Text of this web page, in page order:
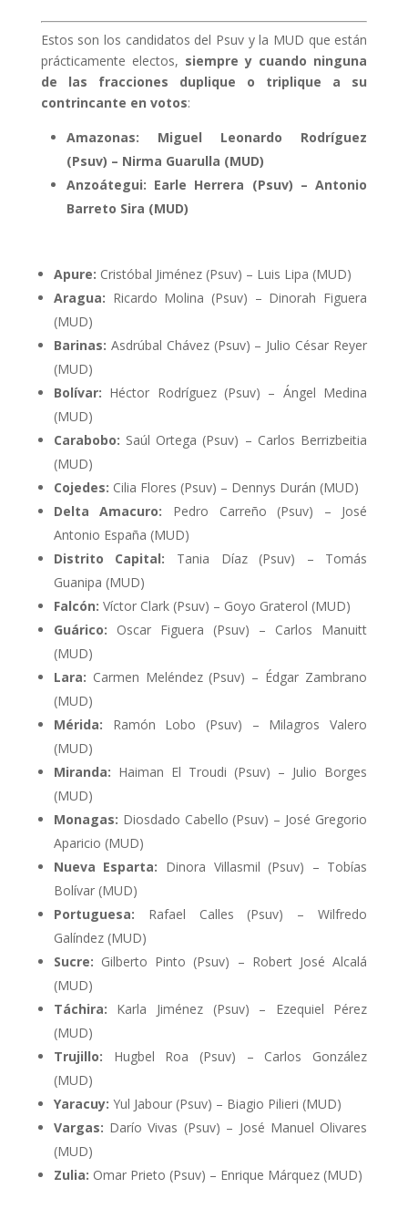
Estos son los candidatos del Psuv y la MUD que están
prácticamente electos, siempre y cuando ninguna
de las fracciones duplique o triplique a su
contrincante en votos:
Amazonas: Miguel Leonardo Rodríguez
(Psuv) – Nirma Guarulla (MUD)
Anzoátegui: Earle Herrera (Psuv) – Antonio
Barreto Sira (MUD)
Apure: Cristóbal Jiménez (Psuv) – Luis Lipa (MUD)
Aragua: Ricardo Molina (Psuv) – Dinorah Figuera
(MUD)
Barinas: Asdrúbal Chávez (Psuv) – Julio César Reyer
(MUD)
Bolívar: Héctor Rodríguez (Psuv) – Ángel Medina
(MUD)
Carabobo: Saúl Ortega (Psuv) – Carlos Berrizbeitia
(MUD)
Cojedes: Cilia Flores (Psuv) – Dennys Durán (MUD)
Delta Amacuro: Pedro Carreño (Psuv) – José
Antonio España (MUD)
Distrito Capital: Tania Díaz (Psuv) – Tomás
Guanipa (MUD)
Falcón: Víctor Clark (Psuv) – Goyo Graterol (MUD)
Guárico: Oscar Figuera (Psuv) – Carlos Manuitt
(MUD)
Lara: Carmen Meléndez (Psuv) – Édgar Zambrano
(MUD)
Mérida: Ramón Lobo (Psuv) – Milagros Valero
(MUD)
Miranda: Haiman El Troudi (Psuv) – Julio Borges
(MUD)
Monagas: Diosdado Cabello (Psuv) – José Gregorio
Aparicio (MUD)
Nueva Esparta: Dinora Villasmil (Psuv) – Tobías
Bolívar (MUD)
Portuguesa: Rafael Calles (Psuv) – Wilfredo
Galíndez (MUD)
Sucre: Gilberto Pinto (Psuv) – Robert José Alcalá
(MUD)
Táchira: Karla Jiménez (Psuv) – Ezequiel Pérez
(MUD)
Trujillo: Hugbel Roa (Psuv) – Carlos González
(MUD)
Yaracuy: Yul Jabour (Psuv) – Biagio Pilieri (MUD)
Vargas: Darío Vivas (Psuv) – José Manuel Olivares
(MUD)
Zulia: Omar Prieto (Psuv) – Enrique Márquez (MUD)